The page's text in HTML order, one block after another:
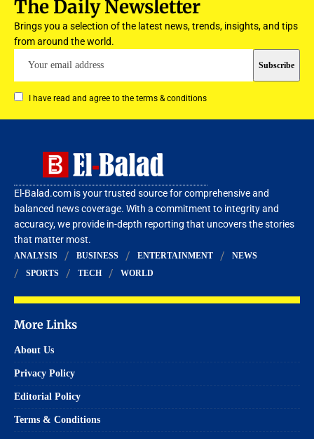
The Daily Newsletter
Brings you a selection of the latest news, trends, insights, and tips
from around the world.
I have read and agree to the terms & conditions
El-Balad.com is your trusted source for comprehensive and
balanced news coverage. With a commitment to integrity and
accuracy, we provide in-depth reporting that uncovers the stories
that matter most.
ANALYSIS BUSINESS ENTERTAINMENT
NEWS
SPORTS
TECH WORLD
More Links
About Us
Privacy Policy
Editorial Policy
Terms & Conditions